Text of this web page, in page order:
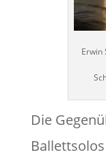
Erwin
Die